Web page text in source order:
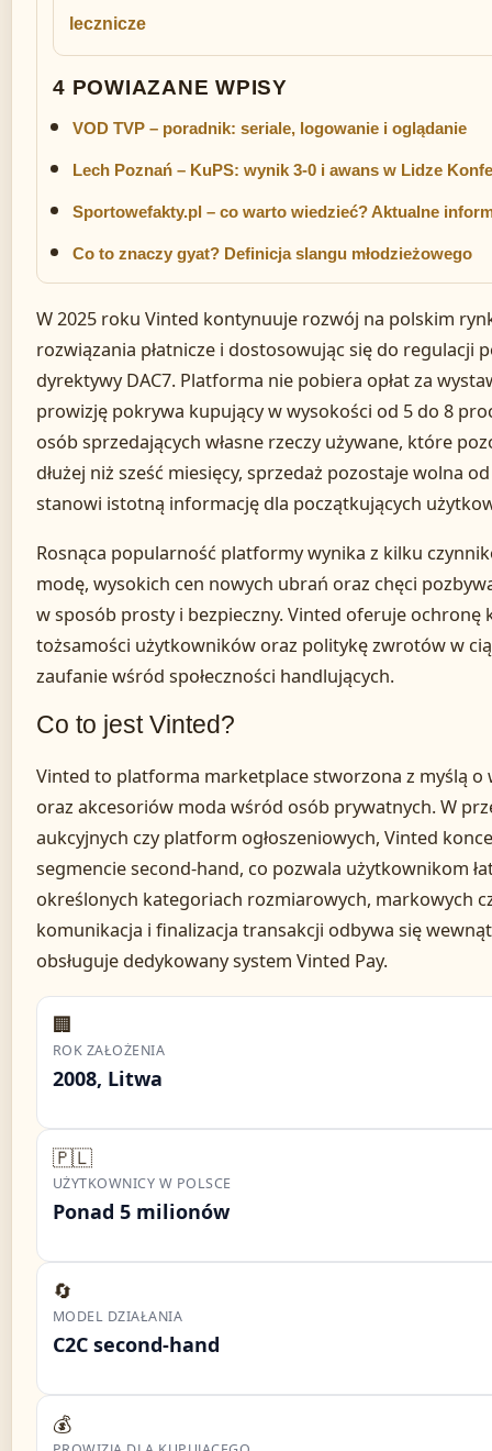
lecznicze
4 POWIAZANE WPISY
VOD TVP – poradnik: seriale, logowanie i oglądanie
Lech Poznań – KuPS: wynik 3-0 i awans w Lidze
Sportowefakty.pl – co warto wiedzieć? Aktualne
Co to znaczy gyat? Definicja slangu młodzieżowego
W 2025 roku Vinted kontynuuje rozwój na polskim
rozwiązania płatnicze i dostosowując się do regulacji
dyrektywy DAC7. Platforma nie pobiera opłat za
prowizję pokrywa kupujący w wysokości od 5 do 8
osób sprzedających własne rzeczy używane, które
dłużej niż sześć miesięcy, sprzedaż pozostaje wolna
stanowi istotną informację dla początkujących
Rosnąca popularność platformy wynika z kilku
modę, wysokich cen nowych ubrań oraz chęci
w sposób prosty i bezpieczny. Vinted oferuje ochronę
tożsamości użytkowników oraz politykę zwrotów w
zaufanie wśród społeczności handlujących.
Co to jest Vinted?
Vinted to platforma marketplace stworzona z myślą o
oraz akcesoriów moda wśród osób prywatnych. W
aukcyjnych czy platform ogłoszeniowych, Vinted
segmencie second-hand, co pozwala użytkownikom
określonych kategoriach rozmiarowych, markowych
komunikacja i finalizacja transakcji odbywa się
obsługuje dedykowany system Vinted Pay.
🏢
ROK ZAŁOŻENIA
2008, Litwa
🇵🇱
UŻYTKOWNICY W POLSCE
Ponad 5 milionów
🔄
MODEL DZIAŁANIA
C2C second-hand
💰